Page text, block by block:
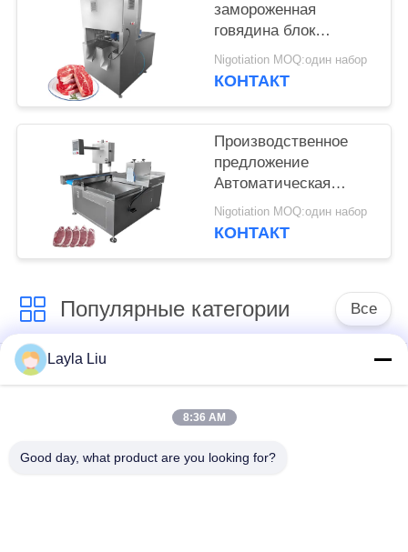
замороженная
говядина блок
нарезания куриный
Чак режущая машина
Nigotiation MOQ:один набор
КОНТАКТ
Производственное
предложение
Автоматическая
костная пила машина
замороженная
Nigotiation MOQ:один набор
КОНТАКТ
Популярные категории Все
оборудование для
оборудование
плодоовощ
машина пелер
Вегетабле машина
Layla Liu
8:36 AM
Good day, what product are you looking for?